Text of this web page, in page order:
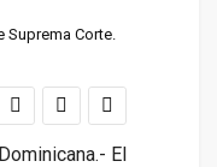
Corte.
El